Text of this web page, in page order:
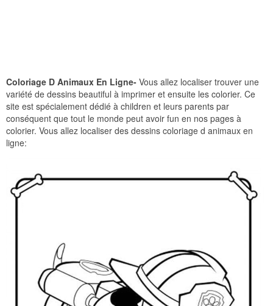
Coloriage D Animaux En Ligne- Vous allez localiser trouver une
variété de dessins beautiful à imprimer et ensuite les colorier. Ce
site est spécialement dédié à children et leurs parents par
conséquent que tout le monde peut avoir fun en nos pages à
colorier. Vous allez localiser des dessins coloriage d animaux en
ligne: